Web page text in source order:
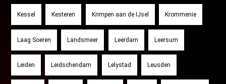
Kessel Kesteren Krimpen aan de IJsel Krommenie
Laag Soeren Landsmeer Leerdam Leersum
Leiden Leidschendam Lelystad Leusden